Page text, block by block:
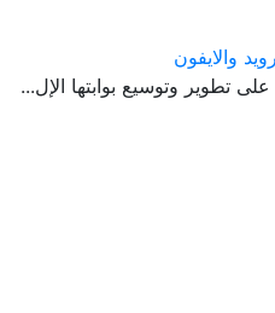
والايفون
تطوير وتوسيع بوابتها الإل...